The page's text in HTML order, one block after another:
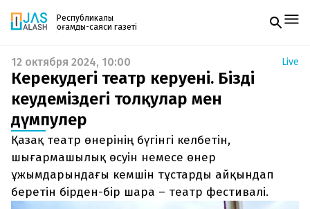
Республикалық
қоғамдық-саяси газеті
Жаңалықтар
Спорт
Live
Руханият
Аймақ
Архив
Заң және тәртіп
Редакциямен байланыс
+7 708 604 51 06
Газетке жазылу
PDF форматтағы газетті ай сайын электронды
поштаңызға алып отырыңыз. Жаңа нөмір
шыққан сәтте сізге бірден жіберіледі. Тек email
енгізіңіз, біз қалғанын өзіміз жібереміз.
12 октября 2024, 10:00 Live
Керекудегі театр керуені. Біздің
кеудеміздегі толқулар мен
дүмпулер
Қазақ театр өнерінің бүгінгі келбетін,
шығармашылық өсуін немесе өнер
ұжымдарындағы кемшін тұстарды айқындап
беретін бірден-бір шара – театр фестивалі.